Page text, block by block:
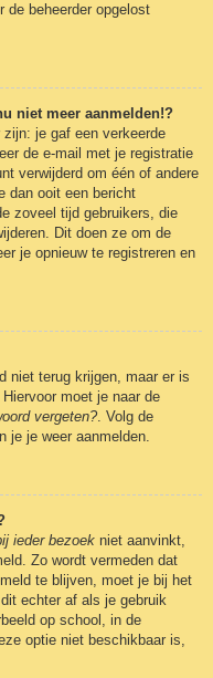
de beheerder opgelost
niet meer aanmelden!?
je gaf een verkeerde
de e-mail met je registratie
verwijderd om één of andere
dan ooit een bericht
zoveel tijd gebruikers, die
Dit doen ze om de
je opnieuw te registreren en
niet terug krijgen, maar er is
moet je naar de
vergeten?. Volg de
je je weer aanmelden.
ieder bezoek niet aanvinkt,
Zo wordt vermeden dat
te blijven, moet je bij het
echter af als je gebruik
op school, in de
optie niet beschikbaar is,